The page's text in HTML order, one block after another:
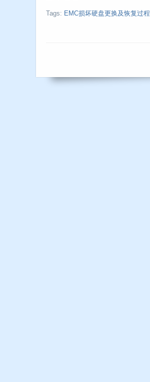
Tags: EMC损坏硬盘更换及恢复过程